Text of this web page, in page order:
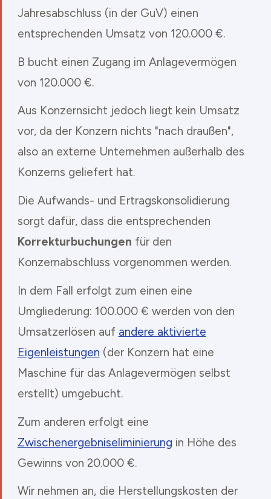
Jahresabschluss (in der GuV) einen
entsprechenden Umsatz von 120.000 €.
B bucht einen Zugang im Anlagevermögen
von 120.000 €.
Aus Konzernsicht jedoch liegt kein Umsatz
vor, da der Konzern nichts "nach draußen",
also an externe Unternehmen außerhalb des
Konzerns geliefert hat.
Die Aufwands- und Ertragskonsolidierung
sorgt dafür, dass die entsprechenden
Korrekturbuchungen für den
Konzernabschluss vorgenommen werden.
In dem Fall erfolgt zum einen eine
Umgliederung: 100.000 € werden von den
Umsatzerlösen auf andere aktivierte
Eigenleistungen (der Konzern hat eine
Maschine für das Anlagevermögen selbst
erstellt) umgebucht.
Zum anderen erfolgt eine
Zwischenergebniseliminierung in Höhe des
Gewinns von 20.000 €.
Wir nehmen an, die Herstellungskosten der